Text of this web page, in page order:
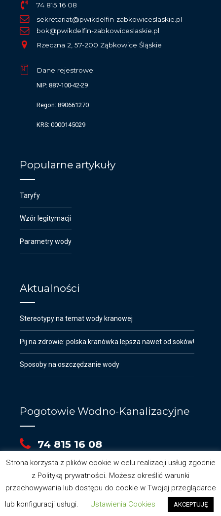
74 815 16 08
sekretariat@pwikdelfin-zabkowiceslaskie.pl
bok@pwikdelfin-zabkowiceslaskie.pl
Rzeczna 2, 57-200 Ząbkowice Śląskie
Dane rejestrowe:
NIP: 887-100-42-29
Regon: 890661270
KRS: 0000145029
Popularne artykuły
Taryfy
Wzór legitymacji
Parametry wody
Aktualności
Stereotypy na temat wody kranowej
Pij na zdrowie: polska kranówka lepsza nawet od soków!
Sposoby na oszczędzanie wody
Pogotowie Wodno-Kanalizacyjne
74 815 16 08
Strona korzysta z plików cookie w celu realizacji usług zgodnie
z Polityką prywatności. Możesz określić warunki
przechowywania lub dostępu do cookie w Twojej przeglądarce
lub konfiguracji usługi.
Ustawienia Cookies AKCEPTUJĘ